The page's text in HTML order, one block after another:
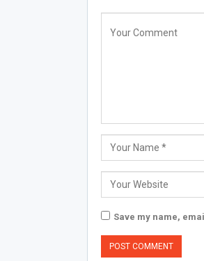
Save my name,